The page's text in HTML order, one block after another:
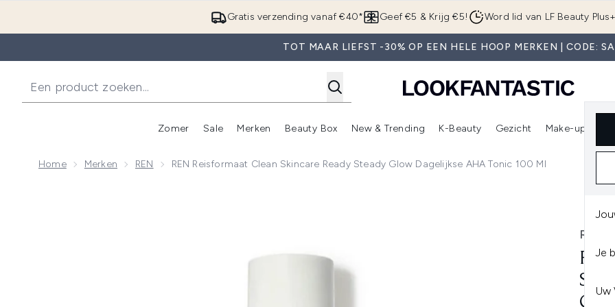
Overslaan naar de hoofdinhoud
Gratis verzending vanaf €40* Geef €5 & Krijg €5! Word lid van LF Beauty Plus+
TOT MAAR LIEFST -30% OP EEN HELE HOOP MERKEN | CODE:
Je
Uw
Zomer
Enter submenu (Zomer)
Sale
Enter submenu (Sale)
Merken
Enter submenu (Merken)
Beauty Box
Enter submenu (Beauty Box)
New & Trending
Enter submenu (New & Trending)
K-Beauty
Enter submenu (K-Beauty)
Gezicht Make-up
Home Merken REN REN Reisformaat Clean Skincare Ready Steady Glow Dagelijkse AHA Tonic 100 Ml
REN